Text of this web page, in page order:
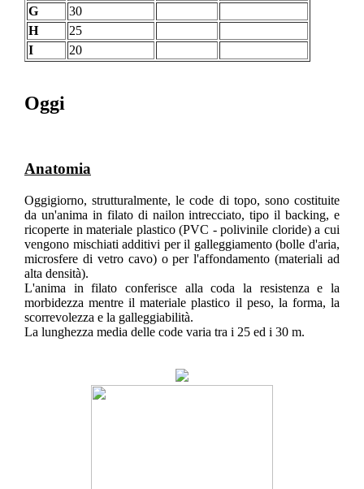
G
30
H
25
I
20
Oggi
Anatomia
Oggigiorno, strutturalmente, le code di topo, sono costituite
da un'anima in filato di nailon intrecciato, tipo il backing, e
ricoperte in materiale plastico (PVC - polivinile cloride) a cui
vengono mischiati additivi per il galleggiamento (bolle d'aria,
microsfere di vetro cavo) o per l'affondamento (materiali ad
alta densità).
L'anima in filato conferisce alla coda la resistenza e la
morbidezza mentre il materiale plastico il peso, la forma, la
scorrevolezza e la galleggiabilità.
La lunghezza media delle code varia tra i 25 ed i 30 m.